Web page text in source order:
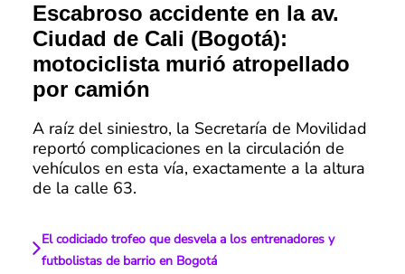
Escabroso accidente en la av.
Ciudad de Cali (Bogotá):
motociclista murió atropellado
por camión
A raíz del siniestro, la Secretaría de Movilidad
reportó complicaciones en la circulación de
vehículos en esta vía, exactamente a la altura
de la calle 63.
El codiciado trofeo que desvela a los entrenadores y
futbolistas de barrio en Bogotá